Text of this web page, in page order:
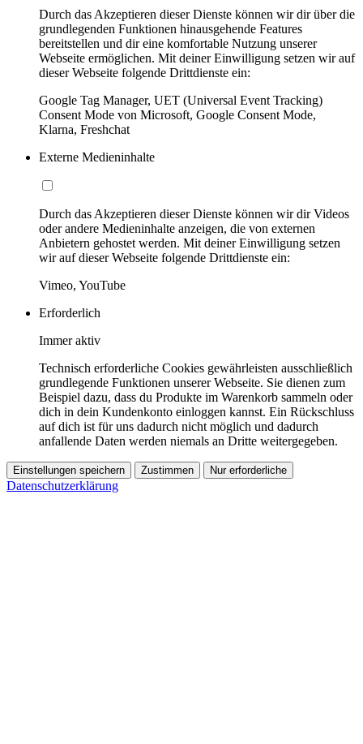
Durch das Akzeptieren dieser Dienste können wir dir über die
grundlegenden Funktionen hinausgehende Features
bereitstellen und dir eine komfortable Nutzung unserer
Webseite ermöglichen. Mit deiner Einwilligung setzen wir auf
dieser Webseite folgende Drittdienste ein:
Google Tag Manager, UET (Universal Event Tracking)
Consent Mode von Microsoft, Google Consent Mode,
Klarna, Freshchat
Externe Medieninhalte
Durch das Akzeptieren dieser Dienste können wir dir Videos
oder andere Medieninhalte anzeigen, die von externen
Anbietern gehostet werden. Mit deiner Einwilligung setzen
wir auf dieser Webseite folgende Drittdienste ein:
Vimeo, YouTube
Erforderlich
Immer aktiv
Technisch erforderliche Cookies gewährleisten ausschließlich
grundlegende Funktionen unserer Webseite. Sie dienen zum
Beispiel dazu, dass du Produkte im Warenkorb sammeln oder
dich in dein Kundenkonto einloggen kannst. Ein Rückschluss
auf dich ist für uns dadurch nicht möglich und dadurch
anfallende Daten werden niemals an Dritte weitergegeben.
Einstellungen speichern Zustimmen Nur erforderliche
Datenschutzerklärung